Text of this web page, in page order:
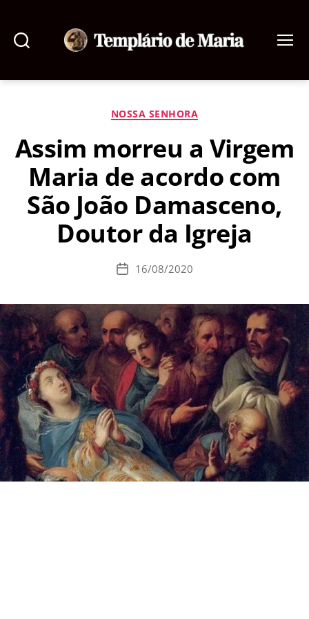
de
Categorias
NOSSA SENHORA
Assim morreu a Virgem
Maria de acordo com
São João Damasceno,
Doutor da Igreja
Data16/08/2020